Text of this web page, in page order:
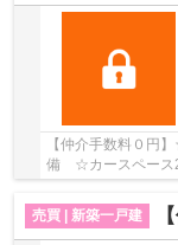
【仲介手数料０円
備 ☆カースペース
ファミリークロー
売買 | 新築一戸建